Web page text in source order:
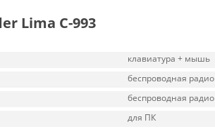
Lima C-993
клавиатура + мышь
беспроводная радио
беспроводная радио
для ПК